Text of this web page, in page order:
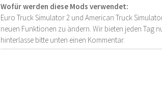
Wofür werden diese Mods verwendet:
Euro Truck Simulator 2 und American Truck
neuen Funktionen zu ändern. Wir bieten jeden Tag
hinterlasse bitte unten einen Kommentar.